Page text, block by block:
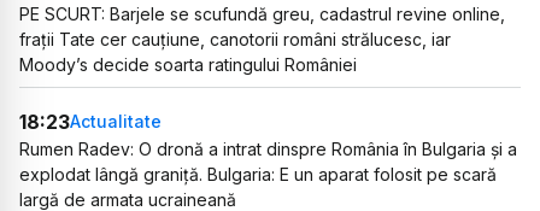
PE SCURT: Barjele se scufundă greu, cadastrul revine online,
frații Tate cer cauțiune, canotorii români strălucesc, iar
Moody’s decide soarta ratingului României
18:23Actualitate
Rumen Radev: O dronă a intrat dinspre România în Bulgaria și a
explodat lângă graniță. Bulgaria: E un aparat folosit pe scară
largă de armata ucraineană